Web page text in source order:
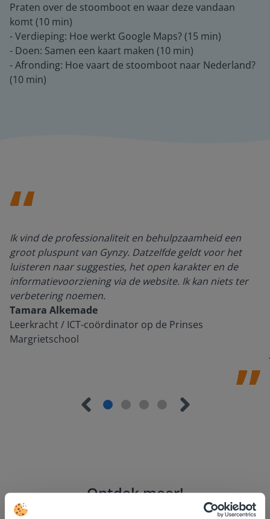
Praten over de stoomboot en waar deze vandaan
komt (10 min)
- Verdieping: Hoe werkt Google Maps? (15 min)
- Doen: Samen een kaart maken (10 min)
- Afronding: Hoe vaart de stoomboot naar Nederland?
(10 min)
Ik vind de professionaliteit en behulpzaamheid een
groot pluspunt van Gynzy. Datzelfde geldt voor het
luisteren naar suggesties, het open karakter en de
informatievoorziening via de website. Ik kan niets ter
verbetering noemen.
Tamara Alkemade
Leerkracht / ICT-coördinator op de Prinses
Margrietschool
Ontdek meer!